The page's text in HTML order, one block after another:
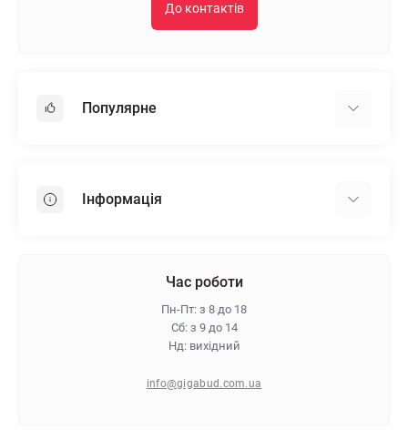
До контактів
Популярне
Пінопласт
Інформація
Гарантія та повернення
Політика конфіденційності
Час роботи
Пн-Пт: з 8 до 18
Сб: з 9 до 14
Нд: вихідний
info@gigabud.com.ua